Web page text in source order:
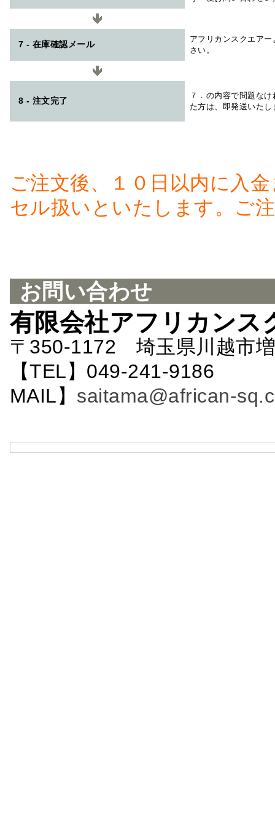
7 - 在庫確認メール
アフリカンスクエアー
さい。
8 - 注文完了
７．の内容で問題な
た方は、即発送いたし
ご注文後、１０日以内に入
セル扱いといたします。ご
お問い合わせ
有限会社アフリカンス
〒350-1172 埼玉県川越市
【TEL】049-241-
MAIL】 saitama@african-